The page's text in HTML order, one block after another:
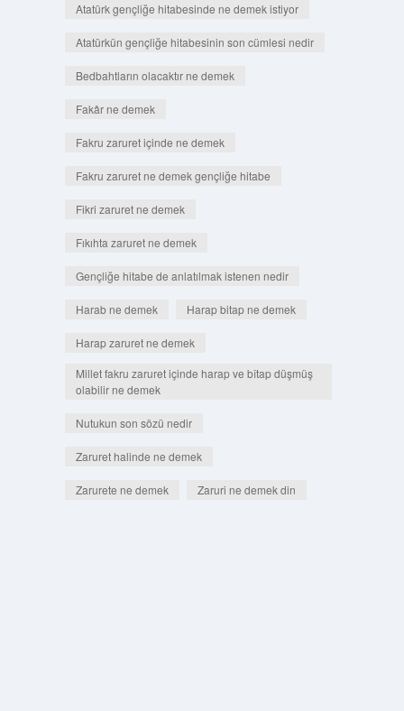
Atatürk gençliğe hitabesinde ne demek istiyor
Atatürkün gençliğe hitabesinin son cümlesi nedir
Bedbahtların olacaktır ne demek
Fakâr ne demek
Fakru zaruret içinde ne demek
Fakru zaruret ne demek gençliğe hitabe
Fikri zaruret ne demek
Fıkıhta zaruret ne demek
Gençliğe hitabe de anlatılmak istenen nedir
Harab ne demek Harap bitap ne demek
Harap zaruret ne demek
Millet fakru zaruret içinde harap ve bîtap düşmüş
olabilir ne demek
Nutukun son sözü nedir
Zaruret halinde ne demek
Zarurete ne demek Zaruri ne demek din